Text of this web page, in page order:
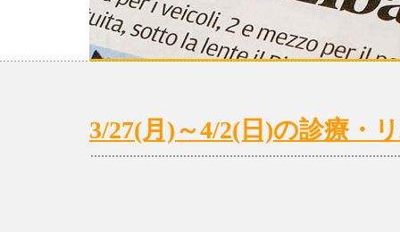
3/27(月)～4/2(日)の診療・